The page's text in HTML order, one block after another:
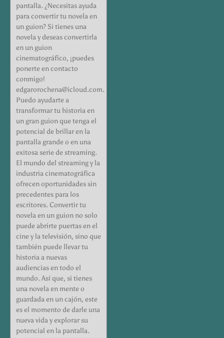
pantalla. ¿Necesitas ayuda
para convertir tu novela en
un guion? Si tienes una
novela y deseas convertirla
en un guion
cinematográfico, ¡puedes
ponerte en contacto
conmigo!
edgarorochena@icloud.com.
Puedo ayudarte a
transformar tu historia en
un gran guion que tenga el
potencial de brillar en la
pantalla grande o en una
exitosa serie de streaming.
El mundo del streaming y la
industria cinematográfica
ofrecen oportunidades sin
precedentes para los
escritores. Convertir tu
novela en un guion no solo
puede abrirte puertas en el
cine y la televisión, sino que
también puede llevar tu
historia a nuevas
audiencias en todo el
mundo. Así que, si tienes
una novela en mente o
guardada en un cajón, este
es el momento de darle una
nueva vida y explorar su
potencial en la pantalla.